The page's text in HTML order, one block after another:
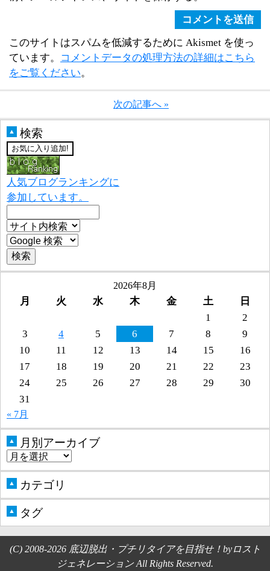
このサイトはスパムを低減するために Akismet を使っ
ています。
コメントデータの処理方法の詳細はこちら
をご覧ください。
次の記事へ »
▲ 検索
人気ブログランキングに
参加しています。
2026年8月
月 火 水 木 金 土
日
1
2
3
4 5 6 7 8
9
10
11 12 13 14 15
16
17
18 19 20 21 22
23
24
25 26 27 28 29
30
31
« 7月
▲ 月別アーカイブ
▲ カテゴリ
▲ タグ
(C) 2008-2026 底辺脱出・プチリタイアを目指せ！byロスト
ジェネレーション All Rights Reserved.